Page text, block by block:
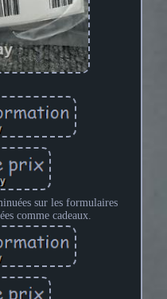
sur les formulaires
comme cadeaux.